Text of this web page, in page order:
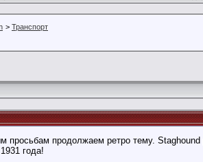
> Транспорт
просьбам продолжаем ретро тему.
года!